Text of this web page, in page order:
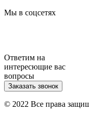
Мы в соцсетях
Ответим на
интересющие вас
вопросы
Заказать звонок
© 2022 Все права